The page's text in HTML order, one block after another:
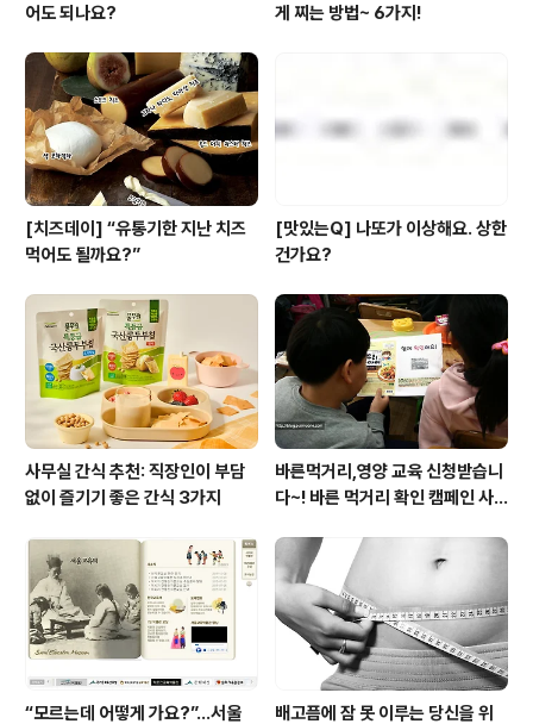
어도 되나요?
게 찌는 방법~ 6가지!
[치즈데이] “유통기한 지난 치즈
먹어도 될까요?”
[맛있는Q] 나또가 이상해요. 상한
건가요?
사무실 간식 추천: 직장인이 부담
없이 즐기기 좋은 간식 3가지
바른먹거리,영양 교육 신청받습니
다~! 바른 먹거리 확인 캠페인 사
“모르는데 어떻게 가요?”...서울 배고픔에 잠 못 이루는 당신을 위